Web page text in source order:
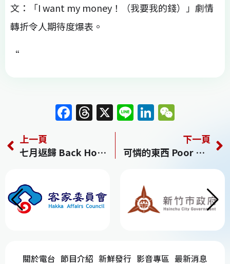
文：「I want my money！（我要我的錢）」劇情
轉折令人期待度爆表。
“
F
a
c
e
o
o
T
h
re
a
s
X Li
n
e
Li
n
k
e
n
C
h
上一頁
七月返歸 Back Home
下一頁
可憐的東西 Poor Things
關於電台 節目介紹 新鮮發行 影音專區 最新消息